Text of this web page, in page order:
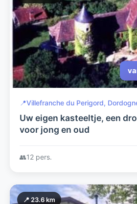
📍Villefranche du Perigord,
Uw eigen kasteeltje, een
voor jong en oud
👥12 pers.
📍 23.6 km